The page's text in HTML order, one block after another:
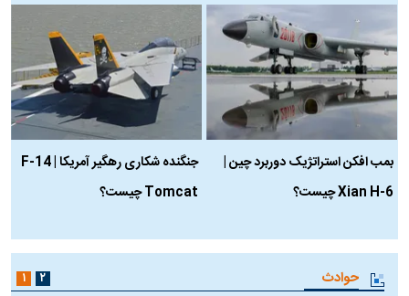
بمب افکن استراتژیک دوربرد چین |
Xian H-6 چیست؟
جنگنده شکاری رهگیر آمریکا | F-14
Tomcat چیست؟
حوادث ۱ ۲